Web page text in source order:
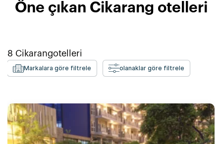
Öne çıkan Cikarang otelleri
8 Cikarangotelleri
Markalara göre filtrele olanaklar göre filtrele